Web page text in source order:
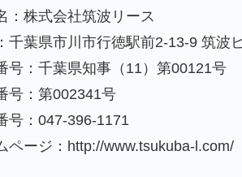
：株式会社筑波リース
千葉県市川市行徳駅前2-13-9 筑波
号：千葉県知事（11）第00121号
号：第002341号
号：047-396-1171
ページ：http://www.tsukuba-l.com/